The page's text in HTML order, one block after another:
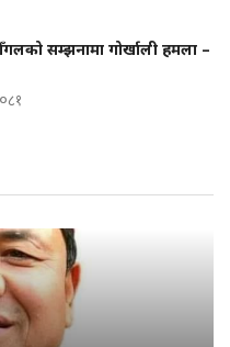
सम्झनामा गोर्खाली हमला –